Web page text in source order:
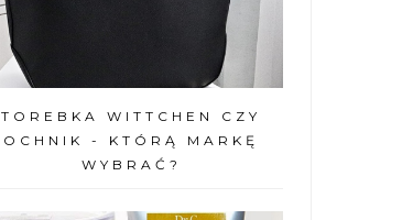
TOREBKA WITTCHEN CZY
OCHNIK - KTÓRĄ MARKĘ
WYBRAĆ?